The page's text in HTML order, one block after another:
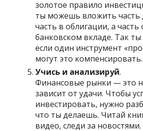
золотое правило
ты можешь вложить часть
часть в облигации, а часть
банковском вкладе. Так
если один инструмент
могут это компенсировать.
Учись и анализируй.
Финансовые рынки — это
зависит от удачи. Чтобы
инвестировать, нужно
что ты делаешь. Читай
видео, следи за